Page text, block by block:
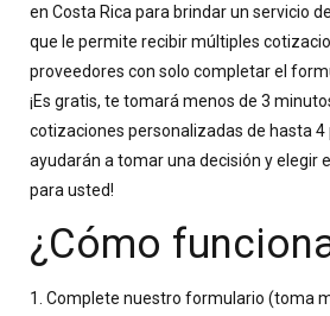
en Costa Rica para brindar un servicio
que le permite recibir múltiples
proveedores con solo completar el
¡Es gratis, te tomará menos de 3
cotizaciones personalizadas de hasta 4
ayudarán a tomar una decisión y elegir
para usted!
¿Cómo
1. Complete nuestro formulario (toma